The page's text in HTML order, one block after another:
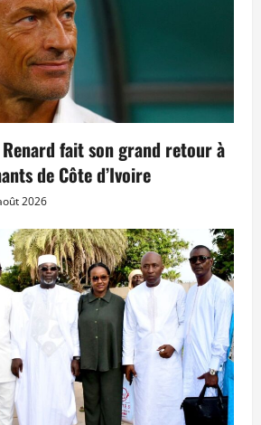
fait son grand retour à
de Côte d’Ivoire
2026